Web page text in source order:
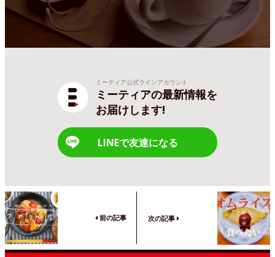
ミーティア公式ラインアカウント
ミーティアの最新情報を
お届けします!
LINEで友達になる
前の記事 次の記事